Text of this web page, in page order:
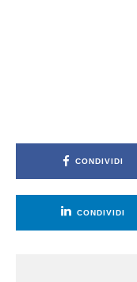
CONDIVIDI
CONDIVIDI